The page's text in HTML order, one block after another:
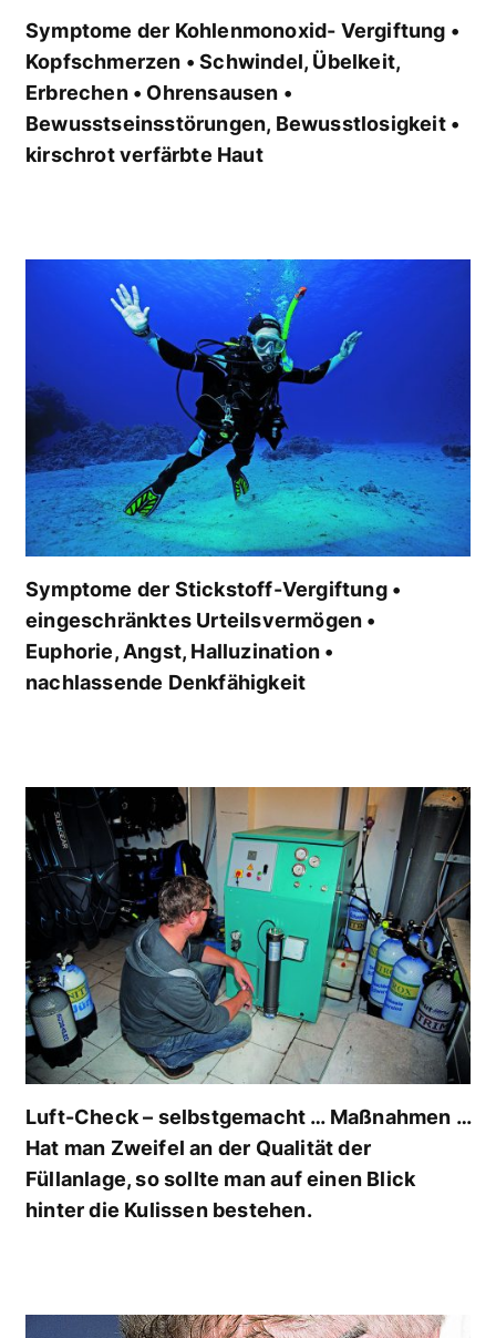
Symptome der Kohlenmonoxid- Vergiftung •
Kopfschmerzen • Schwindel, Übelkeit,
Erbrechen • Ohrensausen •
Bewusstseinsstörungen, Bewusstlosigkeit •
kirschrot verfärbte Haut
Symptome der Stickstoff-Vergiftung •
eingeschränktes Urteilsvermögen •
Euphorie, Angst, Halluzination •
nachlassende Denkfähigkeit
Luft-Check – selbstgemacht … Maßnahmen …
Hat man Zweifel an der Qualität der
Füllanlage, so sollte man auf einen Blick
hinter die Kulissen bestehen.